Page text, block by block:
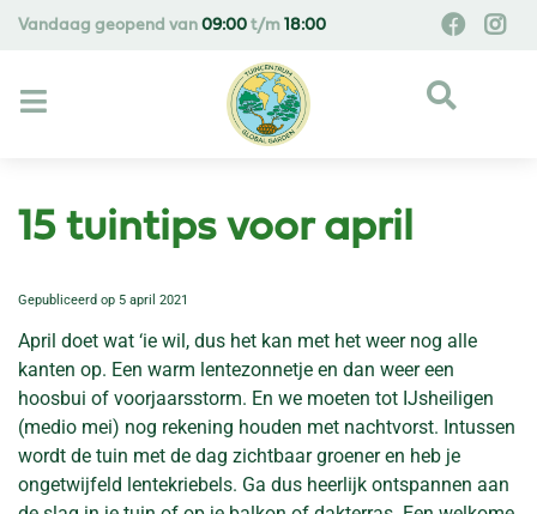
Vandaag geopend van 09:00 t/m 18:00
15 tuintips voor april
Gepubliceerd op 5 april 2021
April doet wat ‘ie wil, dus het kan met het weer nog alle
kanten op. Een warm lentezonnetje en dan weer een
hoosbui of voorjaarsstorm. En we moeten tot IJsheiligen
(medio mei) nog rekening houden met nachtvorst. Intussen
wordt de tuin met de dag zichtbaar groener en heb je
ongetwijfeld lentekriebels. Ga dus heerlijk ontspannen aan